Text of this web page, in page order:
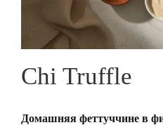
Chi Truffle
Домашняя феттуччине в